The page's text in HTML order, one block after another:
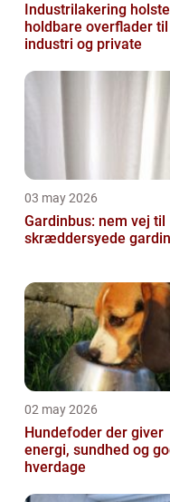
Industrilakering
holdbare overflader til
industri og private
03 may 2026
Gardinbus: nem vej til
skræddersyede
02 may 2026
Hundefoder der giver
energi, sundhed og
hverdage